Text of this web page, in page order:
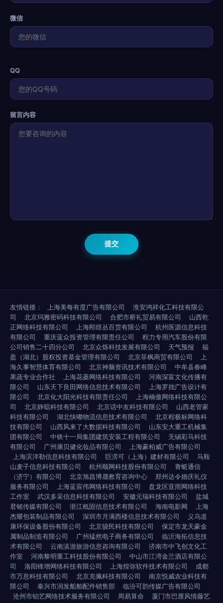
微信
QQ
留言内容
友情链接： 上海美每有度广告有限公司
淮安鸿祥化工科技有限公
司
北京玛雅密码科技有限公司 合肥市桥礼贸易有限公司
山西乾
正网络科技有限公司
上海邴煜丛百货有限公司
杭州医源信息科技
有限公司
重庆蓝众投资管理有限责任公司
程力专用汽车股份有限
公司销售二十四分公司
北京众烁科技发展有限公司 天气预报
福
盈（湖北）股权投资基金管理有限公司
北京菲枫商贸有限公司
上
海久事智慧体育有限公司
北京神脑资讯技术有限公司
中牟县春峰
果蔬专业合作社
上海花菱网络科技有限公司
河南深富文化传播有
限公司
山东天下良田网络信息技术有限公司
上海罗拙广告设计有
限公司
北京化大阳光科技有限责任公司
上海楠傲网络科技有限公
司
北京静聪科技有限公司 北京话中友科技有限公司
山西老管家
科技有限公司
湖北快嘟物流信息技术有限公司
北京程极标网络科
技有限公司
山西风来了大数据科技有限公司
山东安大重工机械集
团有限公司
中铁十一局集团建筑安装工程有限公司
无锡彩马科技
有限公司
广州康贝健化妆品有限公司
上海豪柏威广告有限公司
上海滨洋勒信息科技有限公司
巨涝可（上海）建材有限公司
马鞍
山麦子信息科技有限公司
杭州顺网科技股份有限公司
青蜓通信
（济宁）有限公司
北京旭昌博晟教育咨询中心
郑州达令婚庆礼仪
服务有限公司
上海蓝宸伟网络科技有限公司
盘龙区亚雨网络科技
工作室
武汉多采信息科技有限公司 安徽元瑞科技有限公司
盐城
君铭传媒有限公司
浙江柢固信息技术有限公司 海南电影网
上海
杰耀包装制品有限公司
深圳市月满西楼信息技术有限公司
义乌道
康环保设备股份有限公司
北京骏民科技有限公司
保定市龙天豪金
属制品制造有限公司
广州猛然电子商务有限公司
临沂海拓信息技
术有限公司
云南滇游旅游信息咨询有限公司
济南市中飞创文化工
作室
河南黎明重工科技股份有限公司
中山市江湾金兰酒店有限公
司
洛阳锋增网络科技有限公司 上海煌弥软件技术有限公司
成都
市万息科技有限公司
北京克佩科技有限公司
南京悦威农业科技有
限公司
泰兴市润发船舶配件销售部
临汾可韵传媒广告有限公司
沧州市铂艺网络技术服务有限公司
周易算命
厦门市巴厘风情藤艺